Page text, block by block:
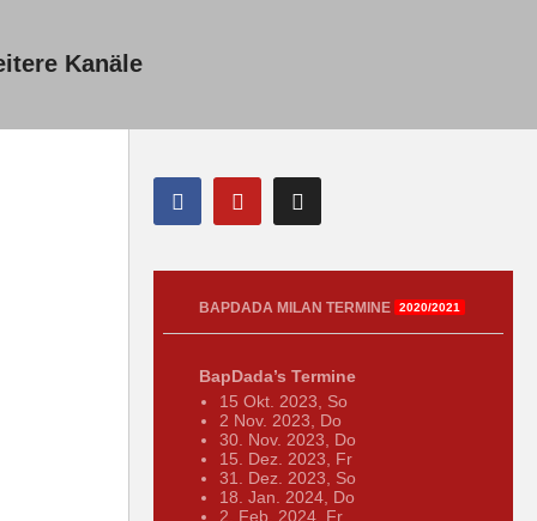
Kanäle
BAPDADA MILAN TERMINE 2020/2021
BapDada’s Termine
15 Okt. 2023, So
2 Nov. 2023, Do
30. Nov. 2023, Do
15. Dez. 2023, Fr
31. Dez. 2023, So
18. Jan. 2024, Do
2. Feb. 2024, Fr